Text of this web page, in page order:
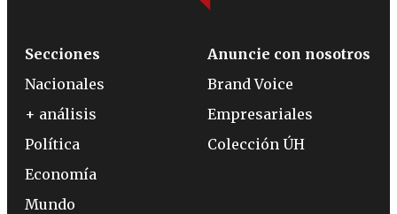
Secciones
Nacionales
+ análisis
Política
Economía
Mundo
Anuncie con nosotros
Brand Voice
Empresariales
Colección ÚH